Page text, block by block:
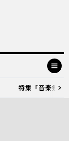
特集「音楽祭